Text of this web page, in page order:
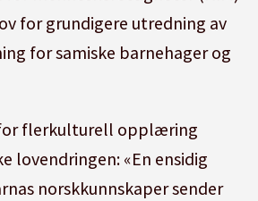
for grundigere utredning av
for samiske barnehager og
flerkulturell opplæring
lovendringen: «En ensidig
norskkunnskaper sender